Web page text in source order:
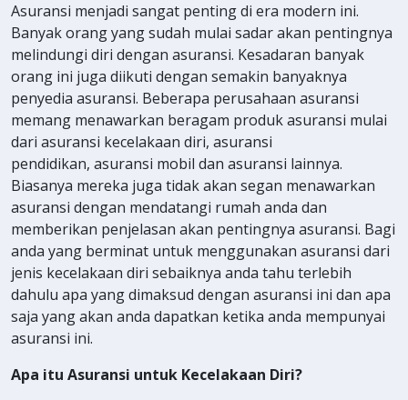
Asuransi menjadi sangat penting di era modern ini.
Banyak orang yang sudah mulai sadar akan pentingnya
melindungi diri dengan asuransi. Kesadaran banyak
orang ini juga diikuti dengan semakin banyaknya
penyedia asuransi. Beberapa perusahaan asuransi
memang menawarkan beragam produk asuransi mulai
dari asuransi kecelakaan diri, asuransi
pendidikan, asuransi mobil dan asuransi lainnya.
Biasanya mereka juga tidak akan segan menawarkan
asuransi dengan mendatangi rumah anda dan
memberikan penjelasan akan pentingnya asuransi. Bagi
anda yang berminat untuk menggunakan asuransi dari
jenis kecelakaan diri sebaiknya anda tahu terlebih
dahulu apa yang dimaksud dengan asuransi ini dan apa
saja yang akan anda dapatkan ketika anda mempunyai
asuransi ini.
Apa itu Asuransi untuk Kecelakaan Diri?